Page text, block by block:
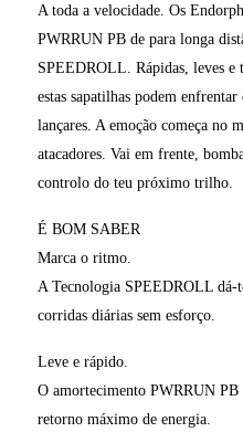
A toda a velocidade. Os
PWRRUN PB de para longa
SPEEDROLL. Rápidas, leves e
estas sapatilhas podem
lançares. A emoção começa no
atacadores. Vai em frente,
controlo do teu próximo trilho.
É BOM SABER
Marca o ritmo.
A Tecnologia SPEEDROLL dá-
corridas diárias sem esforço.
Leve e rápido.
O amortecimento PWRRUN PB
retorno máximo de energia.